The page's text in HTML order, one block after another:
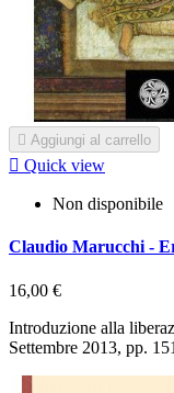
 Aggiungi al carrello
 Quick view
Non disponibile
Claudio Marucchi -
16,00 €
Introduzione alla
Settembre 2013, pp. 151